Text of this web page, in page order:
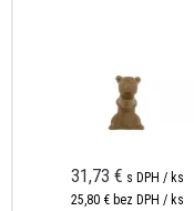
31,73 € s DPH / ks
25,80 € bez DPH / ks